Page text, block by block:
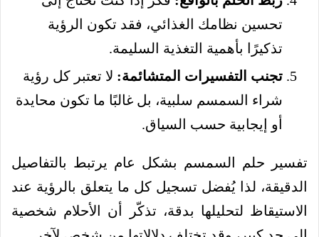
تحسين نظامك الغذائي، فقد تكون الرؤية
تذكيرًا بأهمية التغذية السليمة.
تجنب التفسيرات المتشائمة: لا تعتبر كل رؤية
شراء السمسم سلبية، بل غالبًا ما تكون محايدة
أو إيجابية حسب السياق.
تفسير حلم السمسم بشكل عام يرتبط بالتفاصيل
الدقيقة، لذا يُفضل تسجيل كل ما يتعلق بالرؤية عند
الاستيقاظ لتحليلها بدقة، تذكّر أن الأحلام شخصية